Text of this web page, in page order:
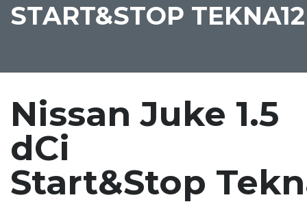
START&STOP TEKNA12
Nissan Juke 1.5
dCi
Start&Stop